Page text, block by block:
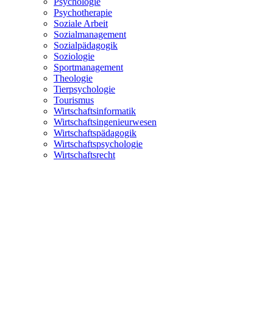
Psychotherapie
Soziale Arbeit
Sozialmanagement
Sozialpädagogik
Soziologie
Sportmanagement
Theologie
Tierpsychologie
Tourismus
Wirtschaftsinformatik
Wirtschaftsingenieurwesen
Wirtschaftspädagogik
Wirtschaftspsychologie
Wirtschaftsrecht